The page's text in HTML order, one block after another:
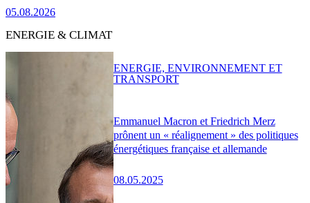
05.08.2026
ENERGIE & CLIMAT
Emmanuel Macron et Friedrich Merz
prônent un « réalignement » des politiques
énergétiques française et allemande
08.05.2025
ENERGIE, ENVIRONNEMENT ET
TRANSPORT